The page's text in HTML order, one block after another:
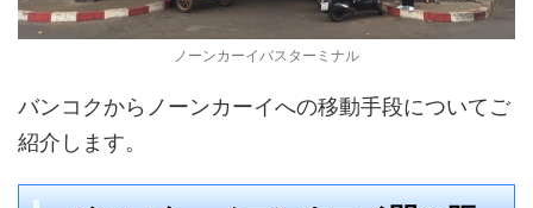
ノーンカーイバスターミナル
バンコクからノーンカーイへの移動手段についてご
紹介します。